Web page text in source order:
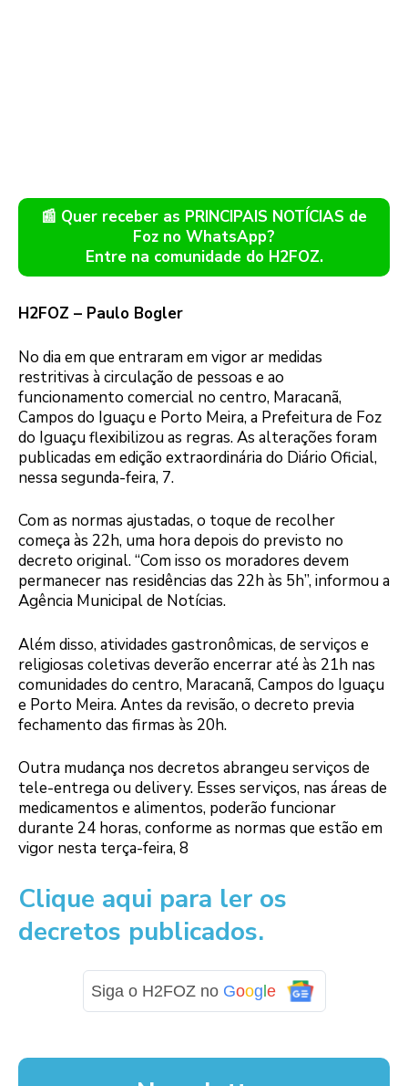
📰 Quer receber as PRINCIPAIS NOTÍCIAS de
Foz no WhatsApp?
Entre na comunidade do H2FOZ.
H2FOZ – Paulo Bogler
No dia em que entraram em vigor ar medidas
restritivas à circulação de pessoas e ao
funcionamento comercial no centro, Maracanã,
Campos do Iguaçu e Porto Meira, a Prefeitura de Foz
do Iguaçu flexibilizou as regras. As alterações foram
publicadas em edição extraordinária do Diário Oficial,
nessa segunda-feira, 7.
Com as normas ajustadas, o toque de recolher
começa às 22h, uma hora depois do previsto no
decreto original. “Com isso os moradores devem
permanecer nas residências das 22h às 5h”, informou a
Agência Municipal de Notícias.
Além disso, atividades gastronômicas, de serviços e
religiosas coletivas deverão encerrar até às 21h nas
comunidades do centro, Maracanã, Campos do Iguaçu
e Porto Meira. Antes da revisão, o decreto previa
fechamento das firmas às 20h.
Outra mudança nos decretos abrangeu serviços de
tele-entrega ou delivery. Esses serviços, nas áreas de
medicamentos e alimentos, poderão funcionar
durante 24 horas, conforme as normas que estão em
vigor nesta terça-feira, 8
Clique aqui para ler os
decretos publicados.
Siga o H2FOZ no Google